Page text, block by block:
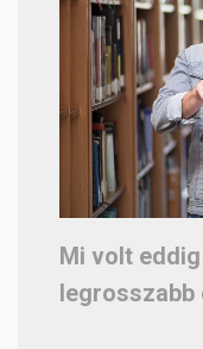
Mi volt
legrosszabb